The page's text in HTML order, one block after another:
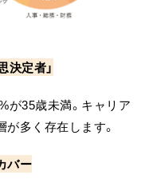
決定者」
が35歳未満。キャリア
多く存在します。
バー